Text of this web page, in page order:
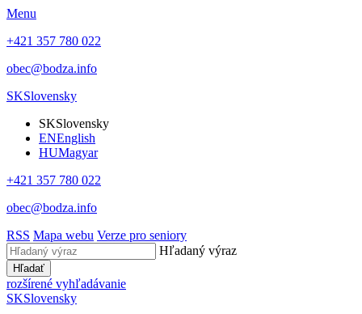
Menu
+421 357 780 022
obec@bodza.info
SKSlovensky
SKSlovensky
ENEnglish
HUMagyar
+421 357 780 022
obec@bodza.info
RSS Mapa webu Verze pro seniory
Hľadaný výraz
Hľadať
rozšírené vyhľadávanie
SKSlovensky